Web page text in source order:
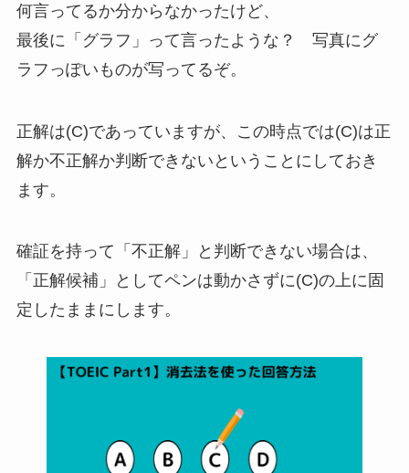
何言ってるか分からなかったけど、
最後に「グラフ」って言ったような？ 写真にグ
ラフっぽいものが写ってるぞ。
正解は(C)であっていますが、この時点では(C)は正
解か不正解か判断できないということにしておき
ます。
確証を持って「不正解」と判断できない場合は、
「正解候補」としてペンは動かさずに(C)の上に固
定したままにします。